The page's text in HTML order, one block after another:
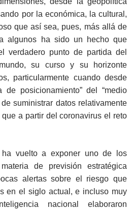
por la económica, la cultural,
que así sea, pues, más allá de
algunos ha sido un hecho que
verdadero punto de partida del
su curso y su horizonte
particularmente cuando desde
de posicionamiento” del “medio
suministrar datos relativamente
a partir del coronavirus el reto
vuelto a exponer uno de los
de previsión estratégica
alertas sobre el riesgo que
en el siglo actual, e incluso muy
nacional elaboraron